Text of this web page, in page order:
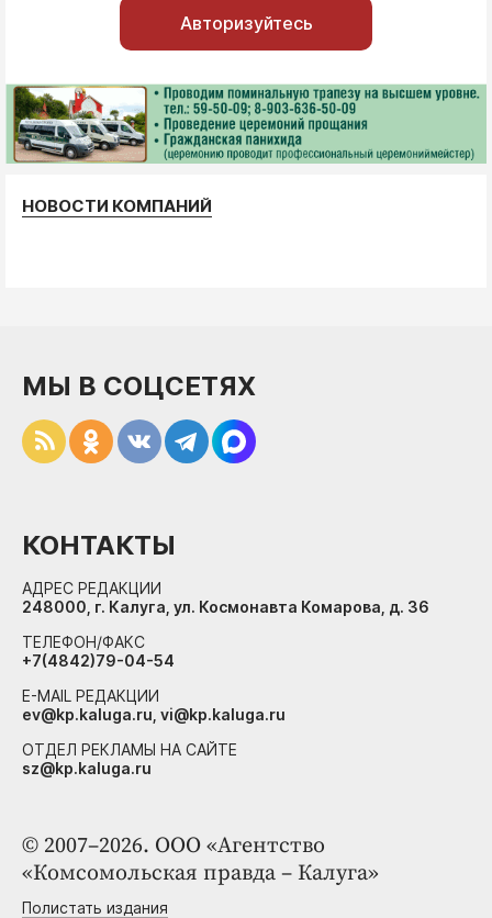
Авторизуйтесь
НОВОСТИ КОМПАНИЙ
© 2007–2026. ООО «Агентство
«Комсомольская правда – Калуга»
Полистать издания
МЫ В СОЦСЕТЯХ
КОНТАКТЫ
АДРЕС РЕДАКЦИИ
248000, г. Калуга, ул. Космонавта Комарова, д. 36
ТЕЛЕФОН/ФАКС
+7(4842)79-04-54
E-MAIL РЕДАКЦИИ
ev@kp.kaluga.ru, vi@kp.kaluga.ru
ОТДЕЛ РЕКЛАМЫ НА САЙТЕ
sz@kp.kaluga.ru